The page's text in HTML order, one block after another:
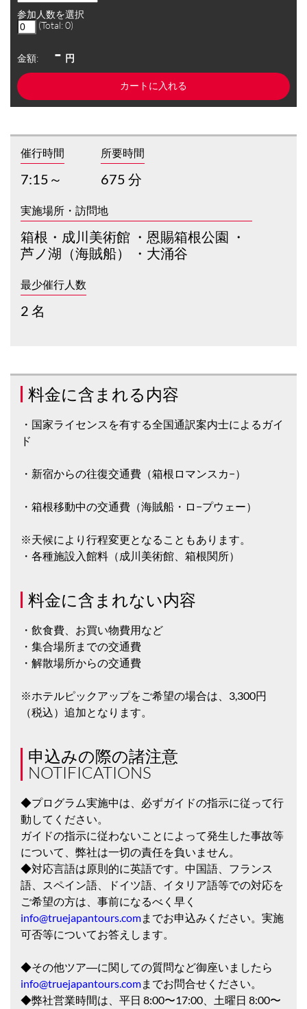
参加人数を選択
(Total:0)
金額: - 円
催行時間
7:15～
所要時間
675 分
実施場所・訪問地
箱根・成川美術館 ・恩賜箱根公園 ・
芦ノ湖（海賊船） ・大涌谷
最少催行人数
2 名
料金に含まれる内容
・国家ライセンスを有する全国通訳案内士によるガイ
ド
・新宿からの往復交通費（箱根ロマンスカ−）
・箱根移動中の交通費（海賊船・ロ−プウェー）
※天候により行程変更となることもあります。
・各種施設入館料（成川美術館、箱根関所）
料金に含まれない内容
・飲食費、お買い物費用など
・集合場所までの交通費
・解散場所からの交通費
※ホテルピックアップをご希望の場合は、3,300円
（税込）追加となります。
申込みの際の諸注意
NOTIFICATIONS
◆プログラム実施中は、必ずガイドの指示に従って行
動してください。
ガイドの指示に従わないことによって発生した事故等
について、弊社は一切の責任を負いません。
◆対応言語は原則的に英語です。中国語、フランス
語、スペイン語、ドイツ語、イタリア語等での対応を
ご希望の方は、事前になるべく早く
info@truejapantours.comまでお申込みください。実施
可否等についてお答えします。
◆その他ツア―に関しての質問など御座いましたら
info@truejapantours.comまでお問合せください。
◆弊社営業時間は、平日 8:00〜17:00、土曜日 8:00〜